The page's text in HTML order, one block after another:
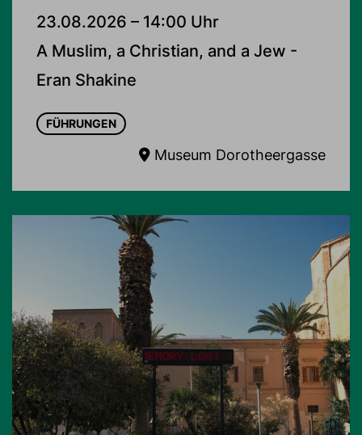
23.08.2026 – 14:00 Uhr
A Muslim, a Christian, and a Jew -
Eran Shakine
FÜHRUNGEN
Museum Dorotheergasse